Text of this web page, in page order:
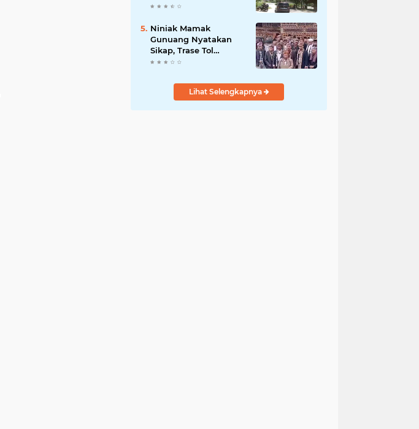
Bukittinggi Longsor
Niniak Mamak
Gunuang Nyatakan
Sikap, Trase Tol
Padang–Pekanbaru
Ulayat
Lihat Selengkapnya